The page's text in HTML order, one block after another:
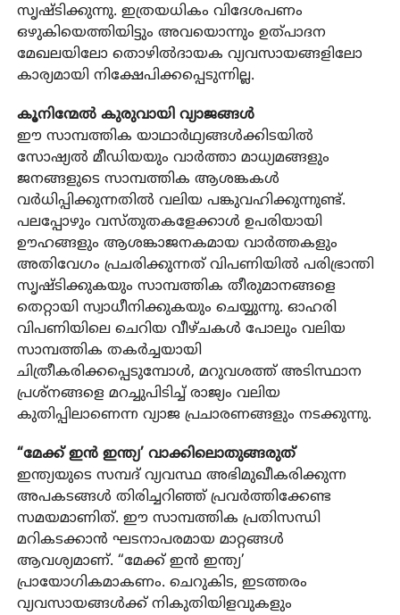
സൃഷ്ടിക്കുന്നു. ഇത്രയധികം വിദേശപണം
ഒഴുകിയെത്തിയിട്ടും അവയൊന്നും ഉത്പാദന
മേഖലയിലോ തൊഴില്‍ദായക വ്യവസായങ്ങളിലോ
കാര്യമായി നിക്ഷേപിക്കപ്പെടുന്നില്ല.
കൂനിന്മേല്‍ കുരുവായി വ്യാജങ്ങള്‍
ഈ സാമ്പത്തിക യാഥാര്‍ഥ്യങ്ങള്‍ക്കിടയില്‍
സോഷ്യല്‍ മീഡിയയും വാര്‍ത്താ മാധ്യമങ്ങളും
ജനങ്ങളുടെ സാമ്പത്തിക ആശങ്കകള്‍
വര്‍ധിപ്പിക്കുന്നതില്‍ വലിയ പങ്കുവഹിക്കുന്നുണ്ട്.
പലപ്പോഴും വസ്തുതകളേക്കാള്‍ ഉപരിയായി
ഊഹങ്ങളും ആശങ്കാജനകമായ വാര്‍ത്തകളും
അതിവേഗം പ്രചരിക്കുന്നത് വിപണിയില്‍ പരിഭ്രാന്തി
സൃഷ്ടിക്കുകയും സാമ്പത്തിക തീരുമാനങ്ങളെ
തെറ്റായി സ്വാധീനിക്കുകയും ചെയ്യുന്നു. ഓഹരി
വിപണിയിലെ ചെറിയ വീഴ്ചകള്‍ പോലും വലിയ
സാമ്പത്തിക തകര്‍ച്ചയായി
ചിത്രീകരിക്കപ്പെടുമ്പോള്‍, മറുവശത്ത് അടിസ്ഥാന
പ്രശ്‌നങ്ങളെ മറച്ചുപിടിച്ച് രാജ്യം വലിയ
കുതിപ്പിലാണെന്ന വ്യാജ പ്രചാരണങ്ങളും നടക്കുന്നു.
“മേക്ക് ഇന്‍ ഇന്ത്യ’ വാക്കിലൊതുങ്ങരുത്
ഇന്ത്യയുടെ സമ്പദ് വ്യവസ്ഥ അഭിമുഖീകരിക്കുന്ന
അപകടങ്ങള്‍ തിരിച്ചറിഞ്ഞ് പ്രവര്‍ത്തിക്കേണ്ട
സമയമാണിത്. ഈ സാമ്പത്തിക പ്രതിസന്ധി
മറികടക്കാന്‍ ഘടനാപരമായ മാറ്റങ്ങള്‍
ആവശ്യമാണ്. “മേക്ക് ഇന്‍ ഇന്ത്യ’
പ്രായോഗികമാകണം. ചെറുകിട, ഇടത്തരം
വ്യവസായങ്ങള്‍ക്ക് നികുതിയിളവുകളും